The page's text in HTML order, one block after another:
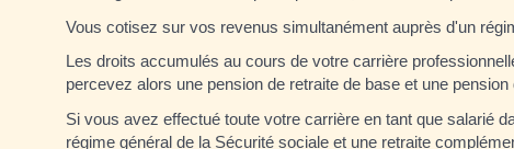
Vous cotisez sur vos revenus simultanément auprès d'un
Les droits accumulés au cours de votre carrière
percevez alors une pension de retraite de base et une
Si vous avez effectué toute votre carrière en tant que salarié
régime général de la Sécurité sociale et une retraite